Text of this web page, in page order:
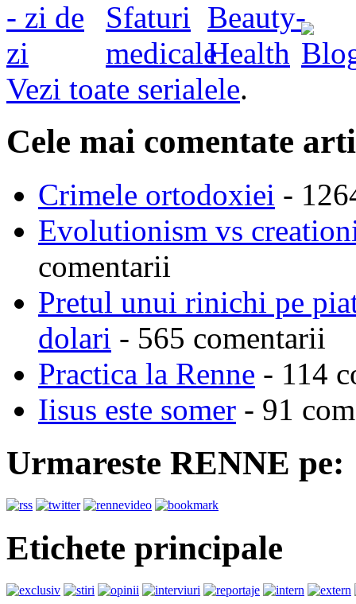
Vezi toate serialele.
Cele mai comentate
Crimele ortodoxiei -
Evolutionism vs
comentarii
Pretul unui rinichi pe
dolari - 565 comentarii
Practica la Renne - 114
Iisus este somer - 91
Urmareste RENNE pe:
Etichete principale